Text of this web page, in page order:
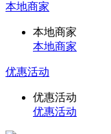
本地商家
本地商家
本地商家
优惠活动
优惠活动
优惠活动